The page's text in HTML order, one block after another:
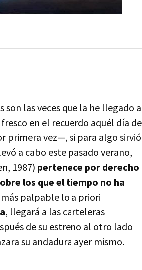
las veces que la he llegado a
en el recuerdo aquél día de
primera vez—, si para algo sirvió
a cabo este pasado verano,
1987) pertenece por derecho
los que el tiempo no ha
palpable lo a priori
, llegará a las carteleras
de su estreno al otro lado
su andadura ayer mismo.